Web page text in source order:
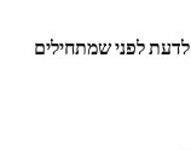
לפני שמתחילים